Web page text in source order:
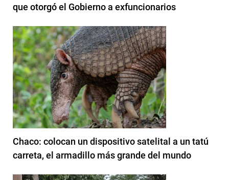
que otorgó el Gobierno a exfuncionarios
Chaco: colocan un dispositivo satelital a un tatú
carreta, el armadillo más grande del mundo